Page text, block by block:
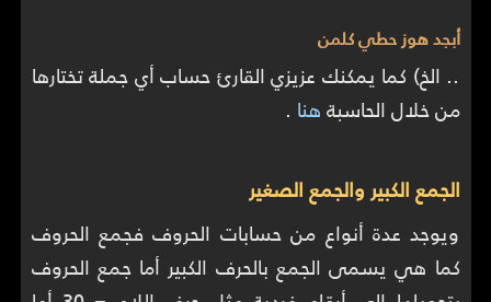
أبجد هوز حطي كلمن
.. الخ) كما يمكنك عزيزي القارئ حساب أي جملة تختارها
من خلال الحاسبةهنا .
الجمع الكبير والجمع الصغير
ويوجد عدة أنواع من حسابات الحروف فجمع الحروف
كما هي يسمى الجمع بالحرف الكبير أما جمع الحروف